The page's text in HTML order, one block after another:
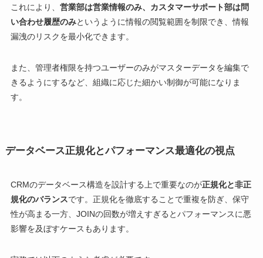
これにより、 営業部は営業情報のみ、カスタマーサポート部は問
い合わせ履歴のみというように情報の閲覧範囲を制限でき、情報
漏洩のリスクを最小化できます。
また、管理者権限を持つユーザーのみがマスターデータを編集で
きるようにするなど、組織に応じた細かい制御が可能になりま
す。
データベース正規化とパフォーマンス最適化の視点
CRMのデータベース構造を設計する上で重要なのが正規化と非正
規化のバランスです。正規化を徹底することで重複を防ぎ、保守
性が高まる一方、JOINの回数が増えすぎるとパフォーマンスに悪
影響を及ぼすケースもあります。